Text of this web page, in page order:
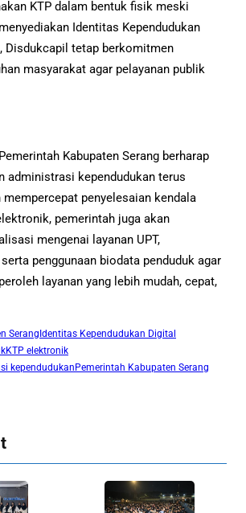
KTP dalam bentuk fisik meski
Identitas Kependudukan
Disdukcapil tetap berkomitmen
masyarakat agar pelayanan publik
Kabupaten Serang berharap
administrasi kependudukan terus
penyelesaian kendala
pemerintah juga akan
mengenai layanan UPT,
penggunaan biodata penduduk agar
layanan yang lebih mudah, cepat,
SerangIdentitas Kependudukan Digital
KTP elektronik
kependudukanPemerintah Kabupaten Serang